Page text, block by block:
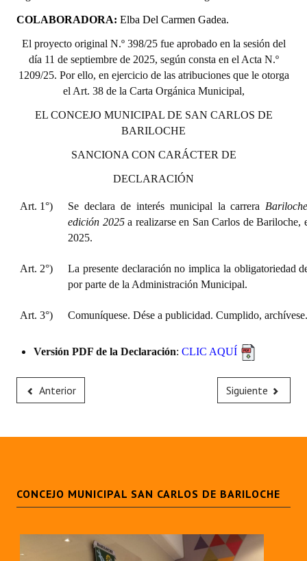
COLABORADORA: Elba Del Carmen Gadea.
El proyecto original N.º 398/25 fue aprobado en la sesión del
día 11 de septiembre de 2025, según consta en el Acta N.º
1209/25. Por ello, en ejercicio de las atribuciones que le otorga
el Art. 38 de la Carta Orgánica Municipal,
EL CONCEJO MUNICIPAL DE SAN CARLOS DE
BARILOCHE
SANCIONA CON CARÁCTER DE
DECLARACIÓN
Art. 1°) Se declara de interés municipal la carrera
edición 2025a realizarse en San Carlos de Bariloche,
2025.
Art. 2°)
La presente declaración no implica la obligatoriedad
por parte de la Administración Municipal.
Art. 3°) Comuníquese. Dése a publicidad. Cumplido, archívese.
Versión PDF de la Declaración: CLIC AQUÍ
Anterior Siguiente
CONCEJO MUNICIPAL SAN CARLOS DE BARILOCHE